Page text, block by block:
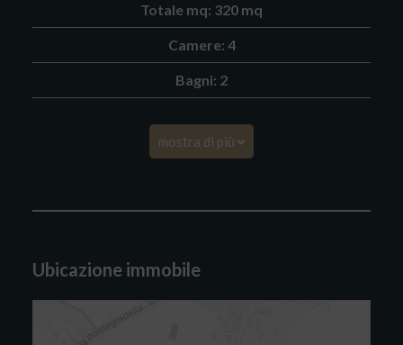
Totale mq: 320 mq
Camere: 4
Bagni: 2
mostra di più
Ubicazione immobile